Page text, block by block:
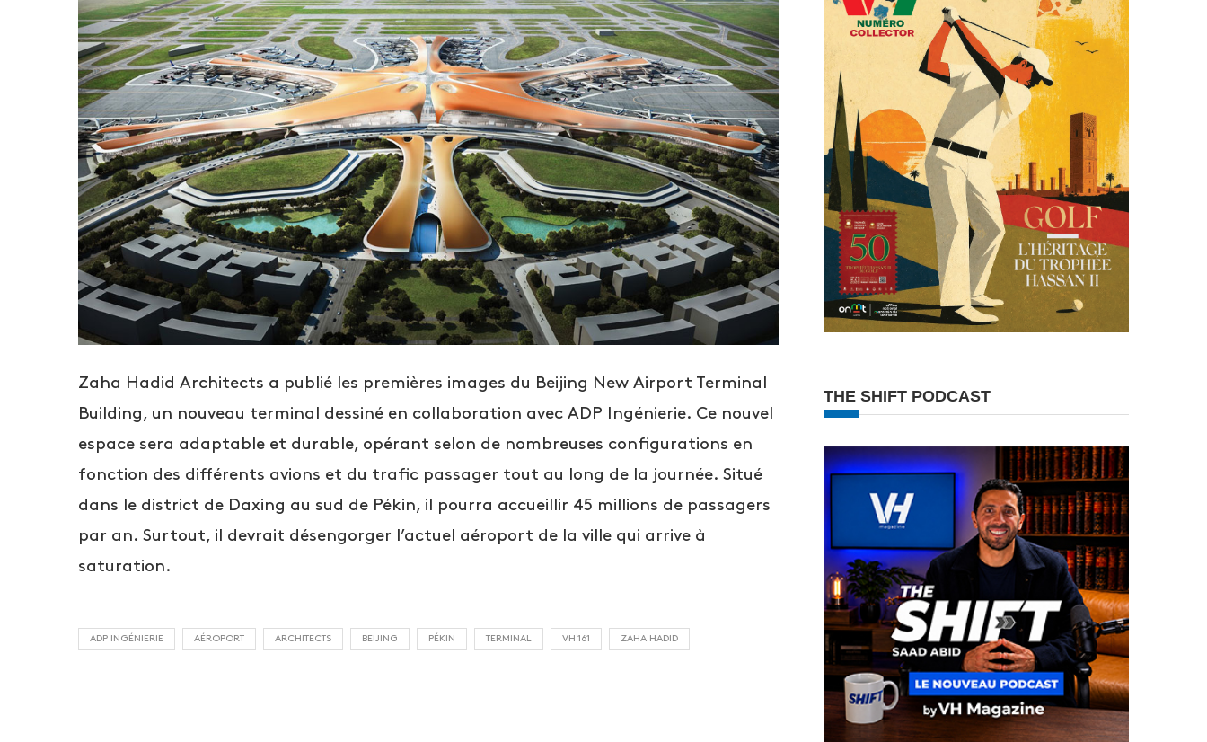
Zaha Hadid Architects a publié les premières images du Beijing New Airport Terminal
Building, un nouveau terminal dessiné en collaboration avec ADP Ingénierie. Ce nouvel
espace sera adaptable et durable, opérant selon de nombreuses configurations en
fonction des différents avions et du trafic passager tout au long de la journée. Situé
dans le district de Daxing au sud de Pékin, il pourra accueillir 45 millions de passagers
par an. Surtout, il devrait désengorger l’actuel aéroport de la ville qui arrive à
saturation.
ADP INGÉNIERIE AÉROPORT ARCHITECTS BEIJING PÉKIN TERMINAL VH 161 ZAHA HADID
THE SHIFT PODCAST